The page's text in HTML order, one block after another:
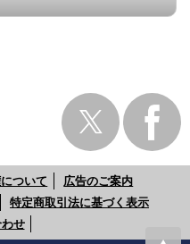
ついて
広告のご案内
特定商取引法に基づく表示
せ